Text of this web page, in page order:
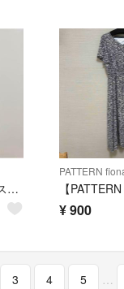
パターンフィオナ ストライプタイトワンピース ネイビー
PATTERN
¥900
3 4 5 …